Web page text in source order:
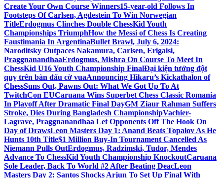
Create Your Own Course Winners15-year-old Follows In
Footsteps Of Carlsen, Agdestein To Win Norwegian
TitleErdogmus Clinches Double ChessKid Youth
Championships TriumphHow the Messi of Chess Is Creating
Faustimania In ArgentinaBullet Brawl, July 6, 2024:
Naroditsky Outpaces Nakamura, Carlsen, Erigaisi,
PraggnanandhaaErdogmus, Mishra On Course To Meet In
ChessKid U16 Youth Championship FinalĐại kiện tướng đột
quỵ trên bàn đấu cờ vuaAnnouncing Hikaru’s Kickathalon of
ChessSuns Out, Pawns Out: What We Got Up To At
TwitchCon EUCaruana Wins Superbet Chess Classic Romania
In Playoff After Dramatic Final DayGM Ziaur Rahman Suffers
Stroke, Dies During Bangladesh ChampionshipVachier-
Lagrave, Praggnanandhaa Let Opponents Off The Hook On
Day of DrawsLeon Masters Day 1: Anand Beats Topalov As He
Hunts 10th Title$1 Million Buy-In Tournament Cancelled As
Niemann Pulls OutErdogmus, Radzimski, Tudor, Mendes
Advance To ChessKid Youth Championship KnockoutCaruana
Sole Leader, Back To World #2 After Beating DeacLeon
Masters Day 2: Santos Shocks Arjun To Set Up Final With